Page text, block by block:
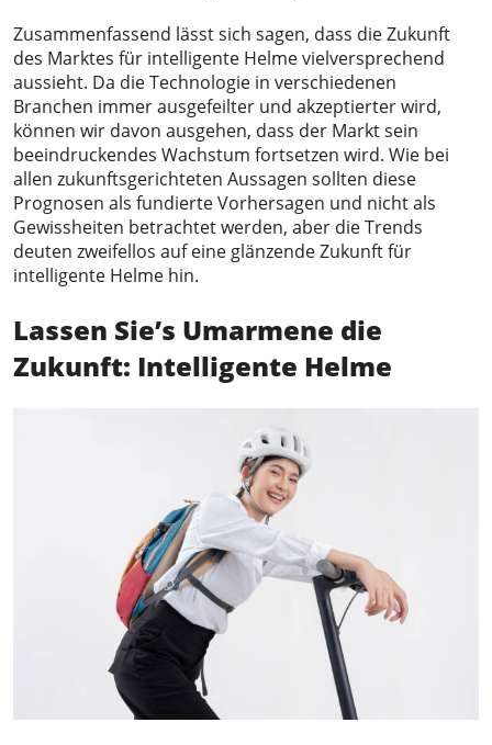
Zusammenfassend lässt sich sagen, dass die Zukunft
des Marktes für intelligente Helme vielversprechend
aussieht. Da die Technologie in verschiedenen
Branchen immer ausgefeilter und akzeptierter wird,
können wir davon ausgehen, dass der Markt sein
beeindruckendes Wachstum fortsetzen wird. Wie bei
allen zukunftsgerichteten Aussagen sollten diese
Prognosen als fundierte Vorhersagen und nicht als
Gewissheiten betrachtet werden, aber die Trends
deuten zweifellos auf eine glänzende Zukunft für
intelligente Helme hin.
Lassen Sie’s Umarmene die
Zukunft: Intelligente Helme